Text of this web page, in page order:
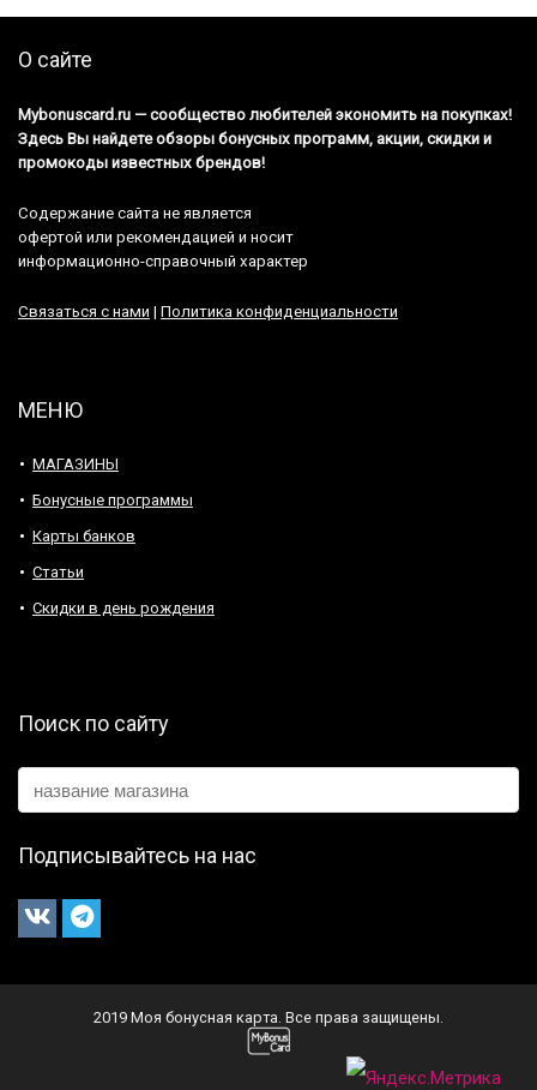
О сайте
Mybonuscard.ru — cообщество любителей экономить на покупках!
Здесь Вы найдете обзоры бонусных программ, акции, скидки и
промокоды известных брендов!
Содержание сайта не является
офертой или рекомендацией и носит
информационно-справочный характер
Связаться с нами | Политика конфиденциальности
МЕНЮ
МАГАЗИНЫ
Бонусные программы
Карты банков
Статьи
Скидки в день рождения
Поиск по сайту
Подписывайтесь на нас
2019 Моя бонусная карта. Все права защищены.